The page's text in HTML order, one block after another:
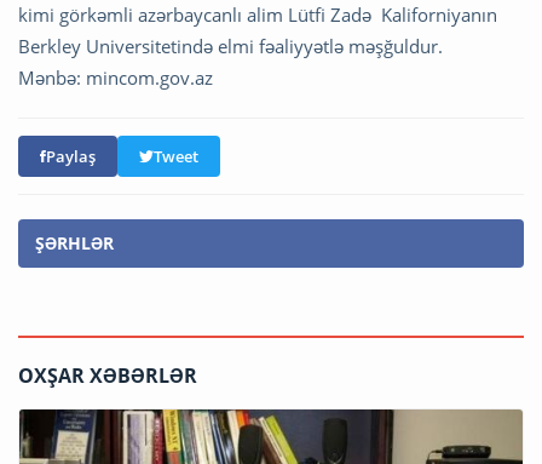
kimi görkəmli azərbaycanlı alim Lütfi Zadə Kaliforniyanın
Berkley Universitetində elmi fəaliyyətlə məşğuldur.
Mənbə: mincom.gov.az
Paylaş Tweet
ŞƏRHLƏR
OXŞAR XƏBƏRLƏR